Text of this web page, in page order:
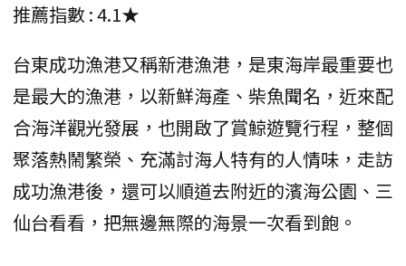
推薦指數 : 4.1★
台東成功漁港又稱新港漁港，是東海岸最重要也
是最大的漁港，以新鮮海產、柴魚聞名，近來配
合海洋觀光發展，也開啟了賞鯨遊覽行程，整個
聚落熱鬧繁榮、充滿討海人特有的人情味，走訪
成功漁港後，還可以順道去附近的濱海公園、三
仙台看看，把無邊無際的海景一次看到飽。